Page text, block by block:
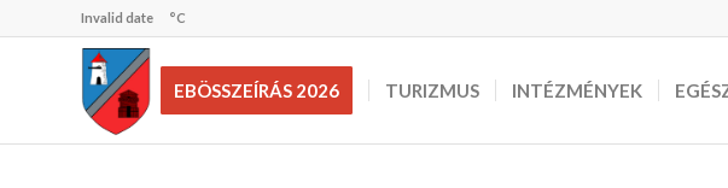
Invalid date °C
EBÖSSZEÍRÁS 2026 TURIZMUS INTÉZMÉNYEK